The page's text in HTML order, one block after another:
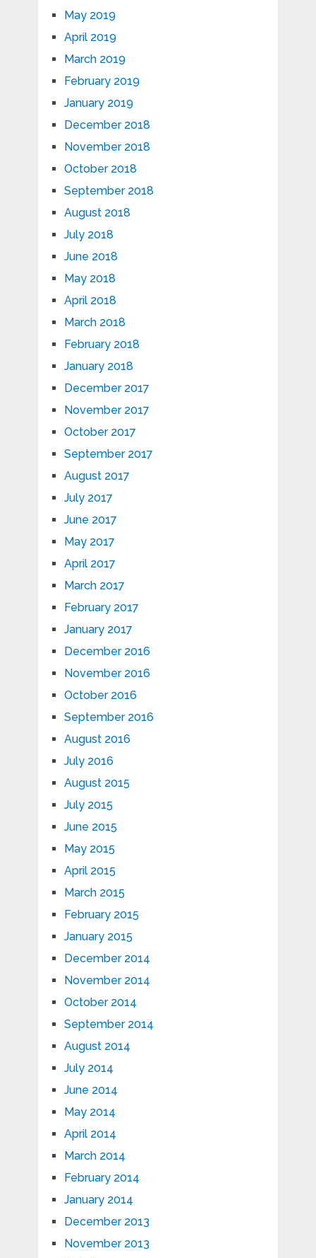
May 2019
April 2019
March 2019
February 2019
January 2019
December 2018
November 2018
October 2018
September 2018
August 2018
July 2018
June 2018
May 2018
April 2018
March 2018
February 2018
January 2018
December 2017
November 2017
October 2017
September 2017
August 2017
July 2017
June 2017
May 2017
April 2017
March 2017
February 2017
January 2017
December 2016
November 2016
October 2016
September 2016
August 2016
July 2016
August 2015
July 2015
June 2015
May 2015
April 2015
March 2015
February 2015
January 2015
December 2014
November 2014
October 2014
September 2014
August 2014
July 2014
June 2014
May 2014
April 2014
March 2014
February 2014
January 2014
December 2013
November 2013